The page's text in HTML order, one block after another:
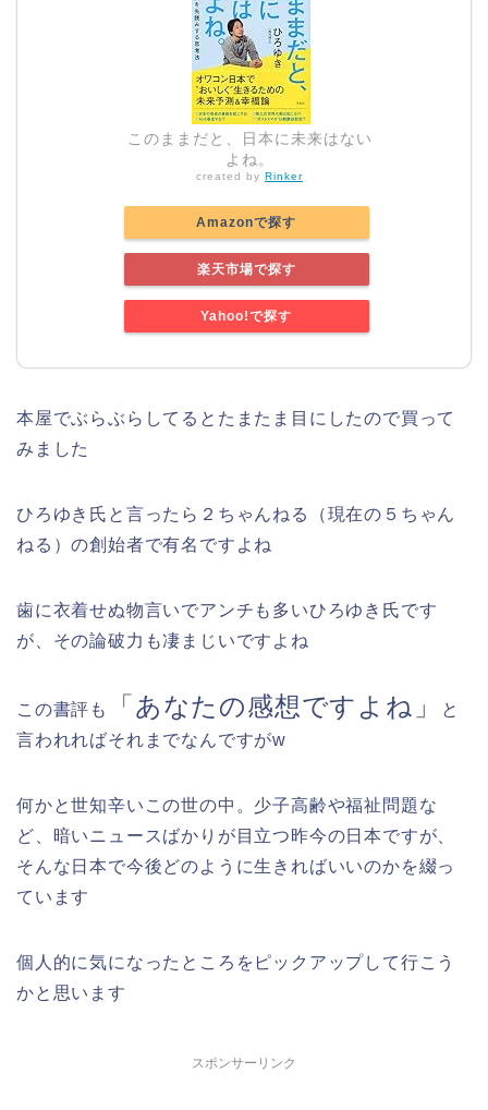
このままだと、日本に未来はない
よね。
created by Rinker
Amazonで探す
楽天市場で探す
Yahoo!で探す
本屋でぶらぶらしてるとたまたま目にしたので買って
みました
ひろゆき氏と言ったら２ちゃんねる（現在の５ちゃん
ねる）の創始者で有名ですよね
歯に衣着せぬ物言いでアンチも多いひろゆき氏です
が、その論破力も凄まじいですよね
この書評も 「あなたの感想ですよね」
と
言われればそれまでなんですがw
何かと世知辛いこの世の中。少子高齢や福祉問題な
ど、暗いニュースばかりが目立つ昨今の日本ですが、
そんな日本で今後どのように生きればいいのかを綴っ
ています
個人的に気になったところをピックアップして行こう
かと思います
スポンサーリンク